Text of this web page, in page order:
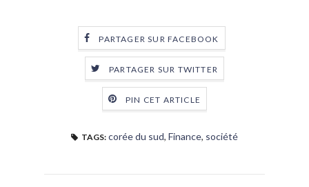
PARTAGER SUR FACEBOOK
PARTAGER SUR TWITTER
PIN CET ARTICLE
TAGS: corée du sud, Finance, société